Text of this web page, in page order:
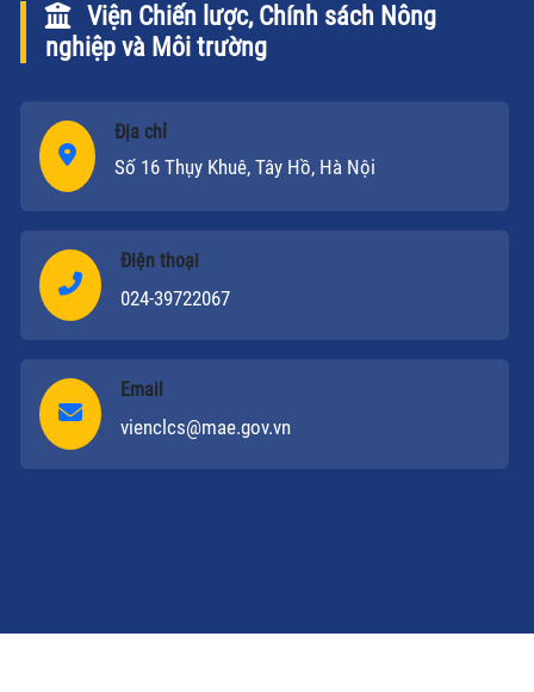
Viện Chiến lược, Chính sách Nông
nghiệp và Môi trường
Địa chỉ
Số 16 Thụy Khuê, Tây Hồ, Hà Nội
Điện thoại
024-39722067
Email
vienclcs@mae.gov.vn